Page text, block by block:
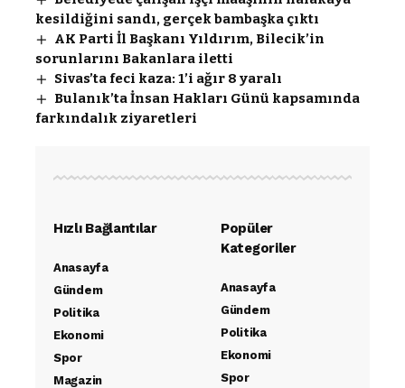
kesildiğini sandı, gerçek bambaşka çıktı
AK Parti İl Başkanı Yıldırım, Bilecik’in
sorunlarını Bakanlara iletti
Sivas’ta feci kaza: 1’i ağır 8 yaralı
Bulanık’ta İnsan Hakları Günü kapsamında
farkındalık ziyaretleri
Hızlı Bağlantılar
Anasayfa
Gündem
Politika
Ekonomi
Spor
Magazin
Popüler
Kategoriler
Anasayfa
Gündem
Politika
Ekonomi
Spor